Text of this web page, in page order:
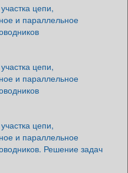
цепи,
и параллельное
цепи,
и параллельное
цепи,
и параллельное
Решение задач